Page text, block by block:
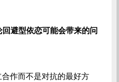
避型依恋可能会带来的问
作而不是对抗的最好方